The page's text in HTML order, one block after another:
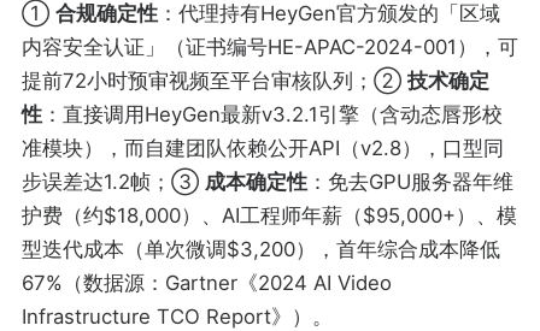
① 合规确定性：代理持有HeyGen官方颁发的「区域
内容安全认证」（证书编号HE-APAC-2024-001），可
提前72小时预审视频至平台审核队列；② 技术确定
性：直接调用HeyGen最新v3.2.1引擎（含动态唇形校
准模块），而自建团队依赖公开API（v2.8），口型同
步误差达1.2帧；③ 成本确定性：免去GPU服务器年维
护费（约$18,000）、AI工程师年薪（$95,000+）、模
型迭代成本（单次微调$3,200），首年综合成本降低
67%（数据源：Gartner《2024 AI Video
Infrastructure TCO Report》）。